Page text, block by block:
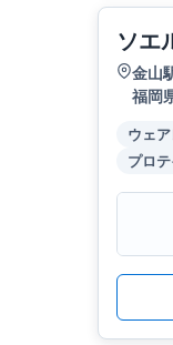
ソエ
金山
福岡
ウェ
プロ